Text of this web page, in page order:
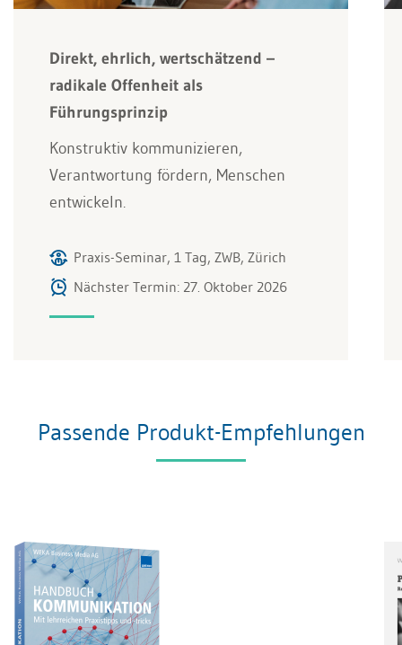
Direkt, ehrlich, wertschätzend –
radikale Offenheit als
Führungsprinzip
Konstruktiv kommunizieren,
Verantwortung fördern, Menschen
entwickeln.
Praxis-Seminar, 1 Tag, ZWB, Zürich
Nächster Termin: 27. Oktober 2026
Passende Produkt-Empfehlungen